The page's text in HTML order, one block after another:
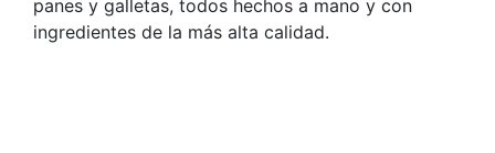
panes y galletas, todos hechos a mano y con
ingredientes de la más alta calidad.